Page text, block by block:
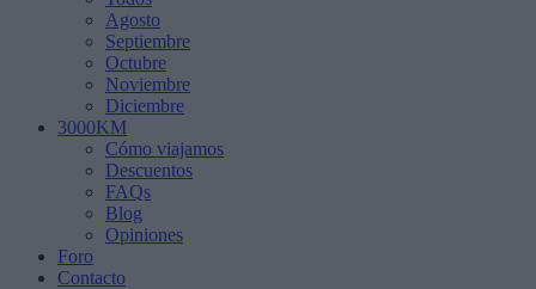
Agosto
Septiembre
Octubre
Noviembre
Diciembre
3000KM
Cómo viajamos
Descuentos
FAQs
Blog
Opiniones
Foro
Contacto